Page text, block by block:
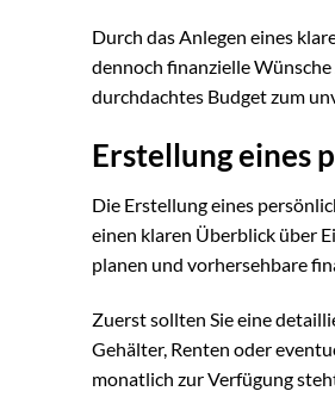
Durch das Anlegen eines
dennoch finanzielle
durchdachtes Budget zum
Erstellung eines
Die Erstellung eines
einen klaren Überblick über
planen und vorhersehbare
Zuerst sollten Sie eine
Gehälter, Renten oder
monatlich zur Verfügung